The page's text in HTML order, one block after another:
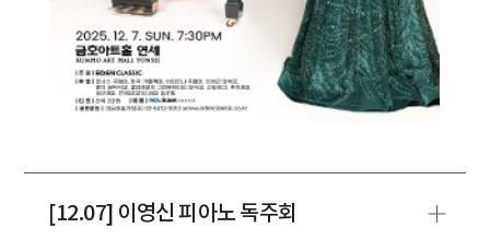
[12.07] 이영신 피아노 독주회